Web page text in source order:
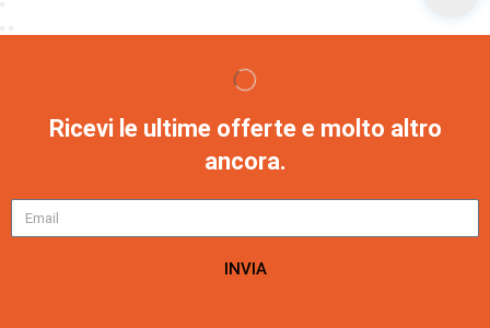
Ricevi le ultime offerte e molto altro
ancora.
INVIA